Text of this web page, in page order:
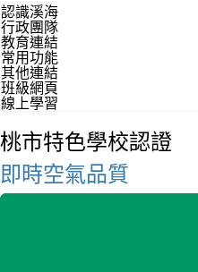
認識溪海
行政團隊
教育連結
常用功能
其他連結
班級網頁
線上學習
桃市特色學校認證
即時空氣品質